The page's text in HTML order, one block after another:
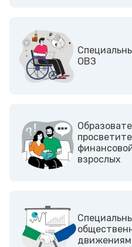
ОВЗ
взрослых